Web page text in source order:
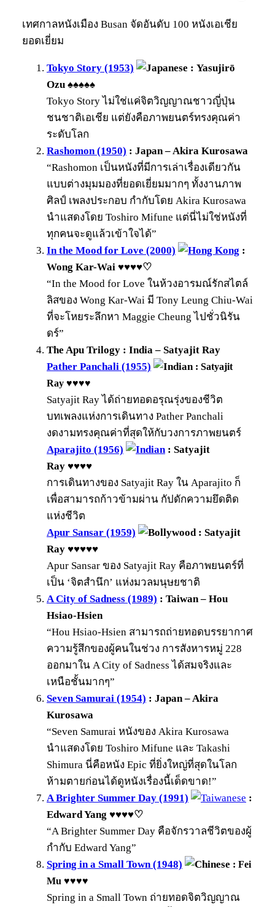
เทศกาลหนังเมือง Busan จัดอันดับ 100 หนังเอเชีย
ยอดเยี่ยม
Tokyo Story (1953)
: Yasujirō
Ozu ♠♠♠♠♠
Tokyo Story ไม่ใช่แค่จิตวิญญาณชาวญี่ปุ่น
ชนชาติเอเชีย แต่ยังคือภาพยนตร์ทรงคุณค่า
ระดับโลก
Rashomon (1950) : Japan – Akira Kurosawa
“Rashomon เป็นหนังที่มีการเล่าเรื่องเดียวกัน
แบบต่างมุมมองที่ยอดเยี่ยมมากๆ ทั้งงานภาพ
ศิลป์ เพลงประกอบ กำกับโดย Akira Kurosawa
นำแสดงโดย Toshiro Mifune แต่นี่ไม่ใช่หนังที่
ทุกคนจะดูแล้วเข้าใจได้”
In the Mood for Love (2000)
:
Wong Kar-Wai ♥♥♥♥♡
“In the Mood for Love ในห้วงอารมณ์รักสไตล์
ลิสของ Wong Kar-Wai มี Tony Leung Chiu-Wai
ที่จะโหยระลึกหา Maggie Cheung ไปชั่วนิรัน
ดร์”
The Apu Trilogy : India – Satyajit Ray
Pather Panchali (1955)
: Satyajit
Ray ♥♥♥♥
Satyajit Ray ได้ถ่ายทอดอรุณรุ่งของชีวิต
บทเพลงแห่งการเดินทาง Pather Panchali
งดงามทรงคุณค่าที่สุดให้กับวงการภาพยนตร์
Aparajito (1956)
: Satyajit
Ray ♥♥♥♥
การเดินทางของ Satyajit Ray ใน Aparajito ก็
เพื่อสามารถก้าวข้ามผ่าน กัปดักความยึดติด
แห่งชีวิต
Apur Sansar (1959)
: Satyajit
Ray ♥♥♥♥♥
Apur Sansar ของ Satyajit Ray คือภาพยนตร์ที่
เป็น ‘จิตสำนึก’ แห่งมวลมนุษยชาติ
A City of Sadness (1989) : Taiwan – Hou
Hsiao-Hsien
“Hou Hsiao-Hsien สามารถถ่ายทอดบรรยากาศ
ความรู้สึกของผู้คนในช่วง การสังหารหมู่ 228
ออกมาใน A City of Sadness ได้สมจริงและ
เหนือชั้นมากๆ”
Seven Samurai (1954) : Japan – Akira
Kurosawa
“Seven Samurai หนังของ Akira Kurosawa
นำแสดงโดย Toshiro Mifune และ Takashi
Shimura นี่คือหนัง Epic ที่ยิ่งใหญ่ที่สุดในโลก
ห้ามตายก่อนได้ดูหนังเรื่องนี้เด็ดขาด!”
A Brighter Summer Day (1991)
:
Edward Yang ♥♥♥♥♡
“A Brighter Summer Day คือจักรวาลชีวิตของผู้
กำกับ Edward Yang”
Spring in a Small Town (1948)
: Fei
Mu ♥♥♥♥
Spring in a Small Town ถ่ายทอดจิตวิญญาณ